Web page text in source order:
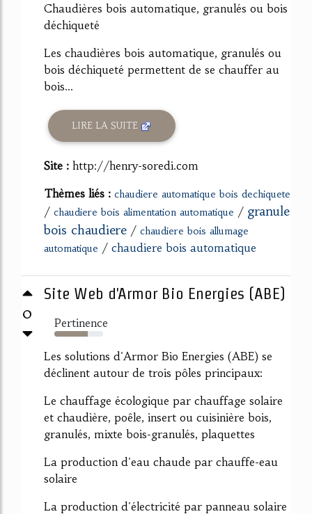
Chaudières bois automatique, granulés ou bois
déchiqueté
Les chaudières bois automatique, granulés ou
bois déchiqueté permettent de se chauffer au
bois...
LIRE LA SUITE
Site : http://henry-soredi.com
Thèmes liés : chaudiere automatique bois dechiquete
/ chaudiere bois alimentation automatique / granule
bois chaudiere / chaudiere bois allumage
automatique / chaudiere bois automatique
0
Site Web d'Armor Bio Energies (ABE)
Pertinence
68%
Les solutions d'Armor Bio Energies (ABE) se
déclinent autour de trois pôles principaux:
Le chauffage écologique par chauffage solaire
et chaudière, poêle, insert ou cuisinière bois,
granulés, mixte bois-granulés, plaquettes
La production d'eau chaude par chauffe-eau
solaire
La production d'électricité par panneau solaire